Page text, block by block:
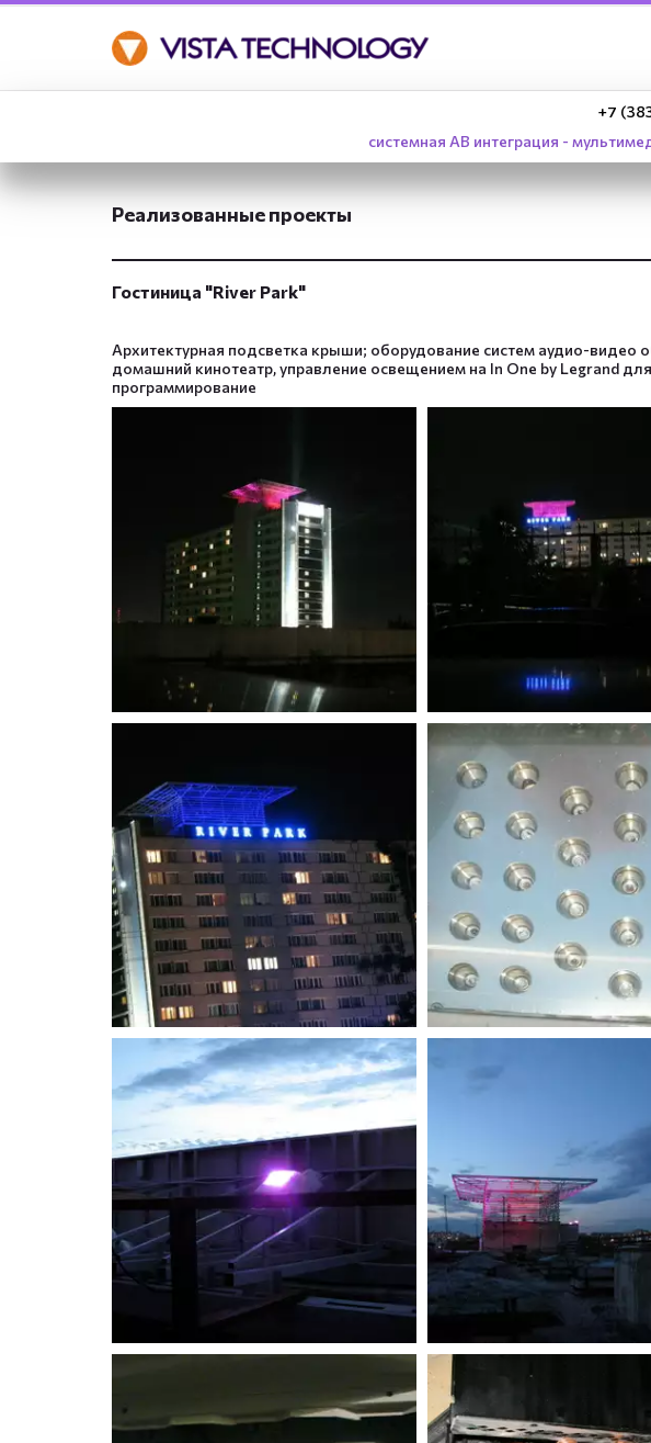
+7
системная АВ интеграция -
Реализованные проекты
Гостиница "River Park"
Архитектурная подсветка крыши; оборудование систем аудио-видео
домашний кинотеатр, управление освещением на In One by Legrand
программирование